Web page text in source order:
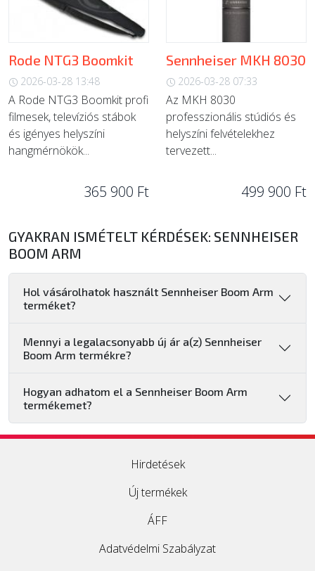
Rode NTG3 Boomkit
2026-03-28 13:48
A Rode NTG3 Boomkit profi
filmesek, televíziós stábok
és igényes helyszíni
hangmérnökök...
365 900 Ft
Sennheiser MKH 8030
2026-03-28 07:33
Az MKH 8030
professzionális stúdiós és
helyszíni felvételekhez
tervezett...
499 900 Ft
GYAKRAN ISMÉTELT KÉRDÉSEK: SENNHEISER
BOOM ARM
Hol vásárolhatok használt Sennheiser Boom Arm
terméket?
Mennyi a legalacsonyabb új ár a(z) Sennheiser
Boom Arm termékre?
Hogyan adhatom el a Sennheiser Boom Arm
termékemet?
Hirdetések
Új termékek
ÁFF
Adatvédelmi Szabályzat